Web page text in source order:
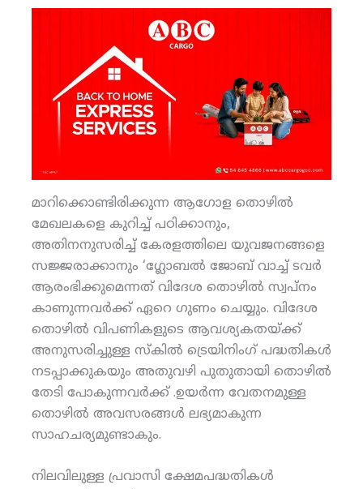
മാറിക്കൊണ്ടിരിക്കുന്ന ആഗോള തൊഴിൽ
മേഖലകളെ കുറിച്ച് പഠിക്കാനും,
അതിനനുസരിച്ച് കേരളത്തിലെ യുവജനങ്ങളെ
സജ്ജരാക്കാനും ‘ഗ്ലോബൽ ജോബ് വാച്ച് ടവർ
ആരംഭിക്കുമെന്നത് വിദേശ തൊഴിൽ സ്വപ്നം
കാണുന്നവർക്ക് ഏറെ ഗുണം ചെയ്യും. വിദേശ
തൊഴിൽ വിപണികളുടെ ആവശ്യകതയ്ക്ക്
അനുസരിച്ചുള്ള സ്കിൽ ട്രെയിനിംഗ് പദ്ധതികൾ
നടപ്പാക്കുകയും അതുവഴി പുതുതായി തൊഴിൽ
തേടി പോകുന്നവർക്ക് .ഉയർന്ന വേതനമുള്ള
തൊഴിൽ അവസരങ്ങൾ ലഭ്യമാകുന്ന
സാഹചര്യമുണ്ടാകും.
നിലവിലുള്ള പ്രവാസി ക്ഷേമപദ്ധതികൾ